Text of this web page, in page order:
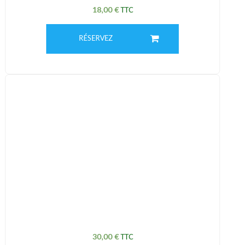
18,00 €
RÉSERVEZ
30,00 €